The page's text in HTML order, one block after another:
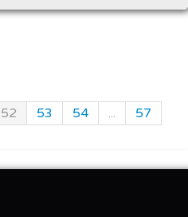
52 53 54 ...
57